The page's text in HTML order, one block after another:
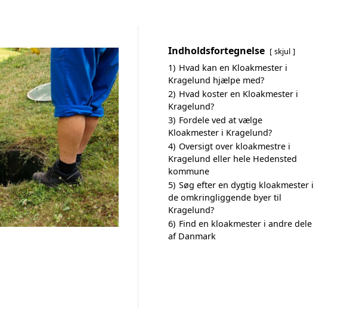
Indholdsfortegnelse skjul
1) Hvad kan en Kloakmester i
Kragelund hjælpe med?
2) Hvad koster en Kloakmester i
Kragelund?
3) Fordele ved at vælge
Kloakmester i Kragelund?
4) Oversigt over kloakmestre i
Kragelund eller hele Hedensted
kommune
5) Søg efter en dygtig kloakmester i
de omkringliggende byer til
Kragelund?
6) Find en kloakmester i andre dele
af Danmark